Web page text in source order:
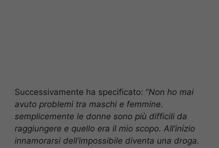
Successivamente ha specificato: “Non ho mai
avuto problemi tra maschi e femmine.
semplicemente le donne sono più difficili da
raggiungere e quello era il mio scopo. All’inizio
innamorarsi dell’impossibile diventa una droga.